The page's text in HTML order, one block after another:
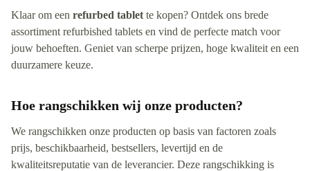
Klaar om een refurbed tablet te kopen? Ontdek ons brede
assortiment refurbished tablets en vind de perfecte match voor
jouw behoeften. Geniet van scherpe prijzen, hoge kwaliteit en een
duurzamere keuze.
Hoe rangschikken wij onze producten?
We rangschikken onze producten op basis van factoren zoals
prijs, beschikbaarheid, bestsellers, levertijd en de
kwaliteitsreputatie van de leverancier. Deze rangschikking is